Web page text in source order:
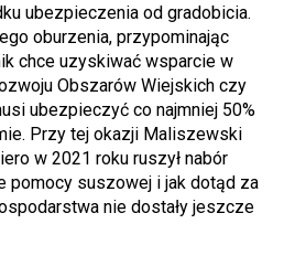
ubezpieczenia od gradobicia.
oburzenia, przypominając
chce uzyskiwać wsparcie w
Obszarów Wiejskich czy
ubezpieczyć co najmniej 50%
Przy tej okazji Maliszewski
w 2021 roku ruszył nabór
pomocy suszowej i jak dotąd za
nie dostały jeszcze